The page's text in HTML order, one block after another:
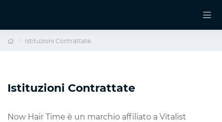
Istituzioni Contrattate
Istituzioni Contrattate
Now Hair Time è un marchio affiliato a Vitalist